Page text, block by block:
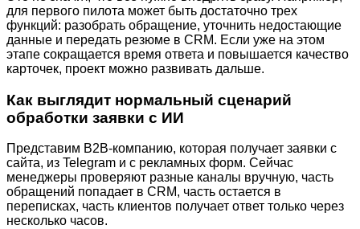
для первого пилота может быть достаточно трех
функций: разобрать обращение, уточнить недостающие
данные и передать резюме в CRM. Если уже на этом
этапе сокращается время ответа и повышается качество
карточек, проект можно развивать дальше.
Как выглядит нормальный сценарий
обработки заявки с ИИ
Представим B2B-компанию, которая получает заявки с
сайта, из Telegram и с рекламных форм. Сейчас
менеджеры проверяют разные каналы вручную, часть
обращений попадает в CRM, часть остается в
переписках, часть клиентов получает ответ только через
несколько часов.